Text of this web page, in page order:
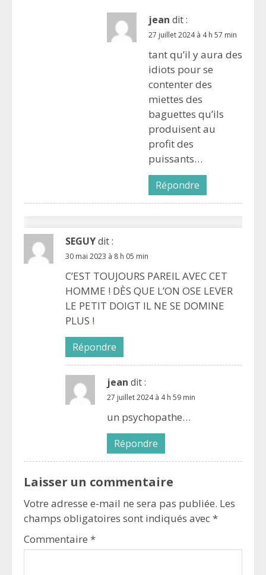
jean dit :
27 juillet 2024 à 4 h 57 min
tant qu’il y aura des
idiots pour se
contenter des
miettes des
baguettes qu’ils
produisent au
profit des
puissants…
Répondre
SEGUYdit :
30 mai 2023 à 8 h 05 min
C’EST TOUJOURS PAREIL AVEC CET
HOMME ! DÈS QUE L’ON OSE LEVER
LE PETIT DOIGT IL NE SE DOMINE
PLUS !
Répondre
jean dit :
27 juillet 2024 à 4 h 59 min
un psychopathe…
Répondre
Laisser un commentaire
Votre adresse e-mail ne sera pas publiée. Les
champs obligatoires sont indiqués avec*
Commentaire *